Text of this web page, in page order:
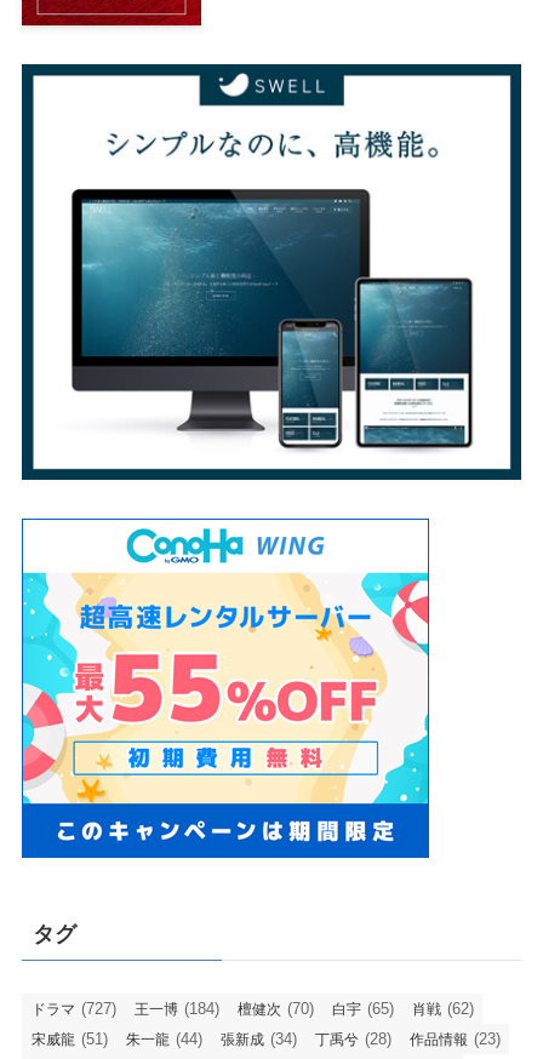
タグ
ドラマ (727) 王一博 (184) 檀健次 (70) 白宇 (65) 肖戦 (62)
宋威龍 (51) 朱一龍 (44) 張新成 (34) 丁禹兮 (28) 作品情報 (23)